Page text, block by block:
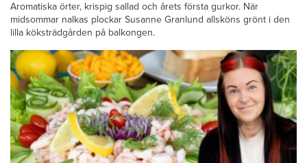
Aromatiska örter, krispig sallad och årets första gurkor. När
midsommar nalkas plockar Susanne Granlund allsköns grönt i den
lilla köksträdgården på balkongen.